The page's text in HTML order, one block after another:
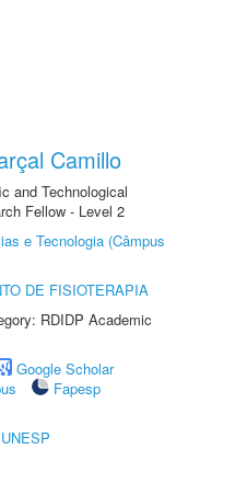
Camillo
and Technological
Fellow - Level 2
e Tecnologia (Câmpus
DE FISIOTERAPIA
RDIDP Academic
Google Scholar
Fapesp